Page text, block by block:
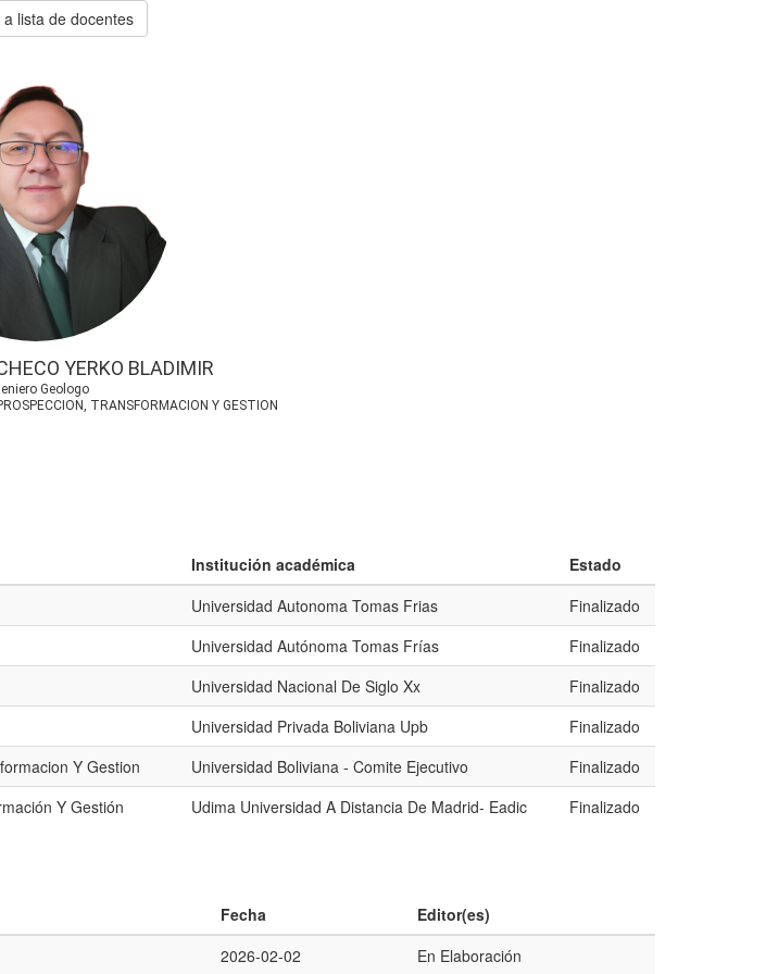
a lista de docentes
YERKO BLADIMIR
Geologo
TRANSFORMACION Y GESTION
Institución académica
Estado
Universidad Autonoma Tomas Frias
Finalizado
Universidad Autónoma Tomas Frías
Finalizado
Universidad Nacional De Siglo Xx
Finalizado
Universidad Privada Boliviana Upb
Finalizado
Y Gestion Universidad Boliviana - Comite Ejecutivo
Finalizado
Y Gestión Udima Universidad A Distancia De Madrid- Eadic Finalizado
Fecha
Editor(es)
2026-02-02 En Elaboración